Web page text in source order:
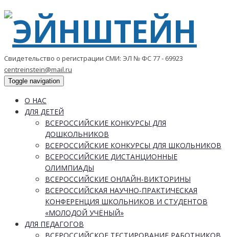
Свидетельство о регистрации СМИ: ЭЛ № ФС 77 - 69923
centreinstein@mail.ru
Toggle navigation
О НАС
ДЛЯ ДЕТЕЙ
ВСЕРОССИЙСКИЕ КОНКУРСЫ ДЛЯ
ДОШКОЛЬНИКОВ
ВСЕРОССИЙСКИЕ КОНКУРСЫ ДЛЯ ШКОЛЬНИКОВ
ВСЕРОССИЙСКИЕ ДИСТАНЦИОННЫЕ
ОЛИМПИАДЫ
ВСЕРОССИЙСКИЕ ОНЛАЙН-ВИКТОРИНЫ
ВСЕРОССИЙСКАЯ НАУЧНО-ПРАКТИЧЕСКАЯ
КОНФЕРЕНЦИЯ ШКОЛЬНИКОВ И СТУДЕНТОВ
«МОЛОДОЙ УЧЁНЫЙ»
ДЛЯ ПЕДАГОГОВ